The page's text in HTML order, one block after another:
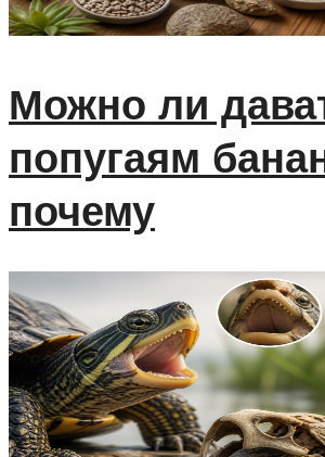
Можно ли
попугаям
почему